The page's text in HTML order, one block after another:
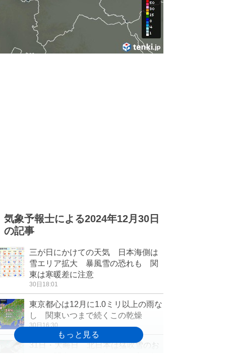
気象予報士による2024年12月30日
の記事
三が日にかけての天気 日本海側は
雪エリア拡大 暴風雪の恐れも 関
東は寒暖差に注意
30日18:01
東京都心は12月に1.0ミリ以上の雨な
し 関東いつまで続くこの乾燥
30日16:30
31日・大晦日 北日本は猛吹雪のお